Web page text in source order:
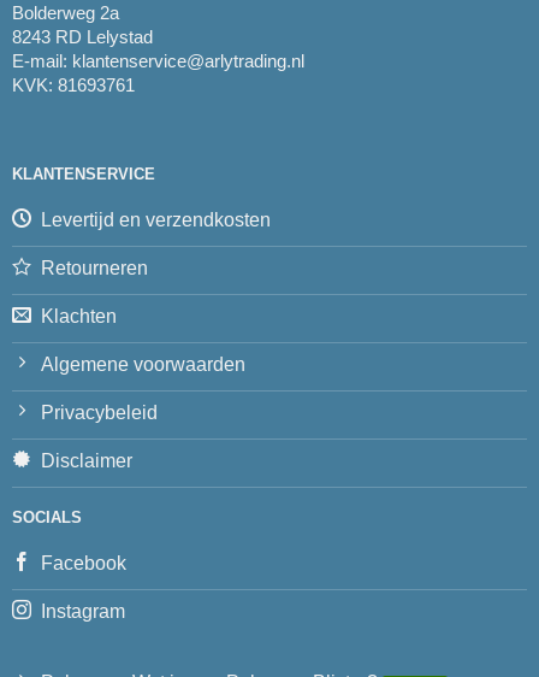
Bolderweg 2a
8243 RD Lelystad
E-mail: klantenservice@arlytrading.nl
KVK: 81693761
KLANTENSERVICE
Levertijd en verzendkosten
Retourneren
Klachten
Algemene voorwaarden
Privacybeleid
Disclaimer
SOCIALS
Facebook
Instagram